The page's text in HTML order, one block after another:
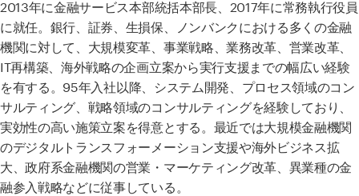
2013年に金融サービス本部統括本部長、 2017年に常務執行役員
に就任。銀行、証券、生損保、ノンバンクにおける多くの金融
機関に対して、大規模変革、事業戦略、業務改革、営業改革、
IT再構築、海外戦略の企画立案から実行支援までの幅広い経験
を有する。 95年入社以降、システム開発、プロセス領域のコン
サルティング、戦略領域のコンサルティングを経験しており、
実効性の高い施策立案を得意とする。最近では大規模金融機関
のデジタルトランスフォーメーション支援や海外ビジネス拡
大、政府系金融機関の営業・マーケティング改革、異業種の金
融参入戦略などに従事している。